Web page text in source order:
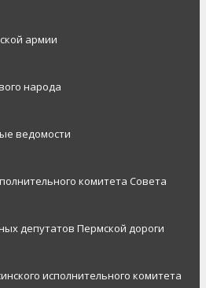
армии
народа
ведомости
комитета Совета
депутатов Пермской дороги
исполнительного комитета